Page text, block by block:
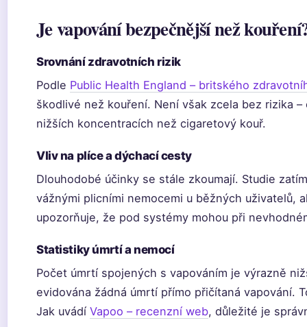
Je vapování bezpečnější než
Srovnání zdravotních rizik
Podle Public Health England – britského
škodlivé než kouření. Není však zcela bez rizika
nižších koncentracích než cigaretový kouř.
Vliv na plíce a dýchací cesty
Dlouhodobé účinky se stále zkoumají. Studie
vážnými plicními nemocemi u běžných uživatelů,
upozorňuje, že pod systémy mohou při
Statistiky úmrtí a nemocí
Počet úmrtí spojených s vapováním je výrazně
evidována žádná úmrtí přímo přičítaná vapování.
Jak uvádí Vapoo – recenzní web, důležité je